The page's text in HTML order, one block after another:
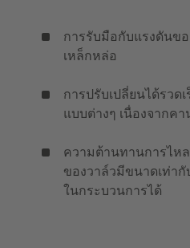
การรับมือกับแรงดันข
เหล็กหล่อ
การปรับเปลี่ยนได้รวด
แบบต่างๆ เนื่องจากค
ความต้านทานการไห
ของวาล์วมีขนาดเท่า
ในกระบวนการได้